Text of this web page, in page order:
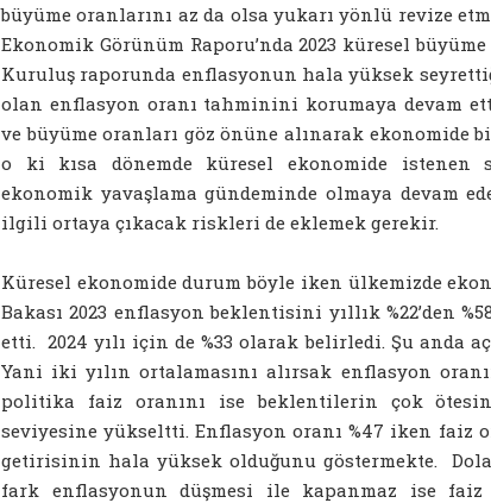
büyüme oranlarını az da olsa yukarı yönlü revize
Ekonomik Görünüm Raporu’nda 2023 küresel
Kuruluş raporunda enflasyonun hala yüksek
olan enflasyon oranı tahminini korumaya devam
ve büyüme oranları göz önüne alınarak ekonomide
o ki kısa dönemde küresel ekonomide istenen
ekonomik yavaşlama gündeminde olmaya devam
ilgili ortaya çıkacak riskleri de eklemek gerekir.
Küresel ekonomide durum böyle iken ülkemizde
Bakası 2023 enflasyon beklentisini yıllık %22’den
etti. 2024 yılı için de %33 olarak belirledi. Şu anda
Yani iki yılın ortalamasını alırsak enflasyon
politika faiz oranını ise beklentilerin çok
seviyesine yükseltti. Enflasyon oranı %47 iken faiz
getirisinin hala yüksek olduğunu göstermekte.
fark enflasyonun düşmesi ile kapanmaz ise faiz